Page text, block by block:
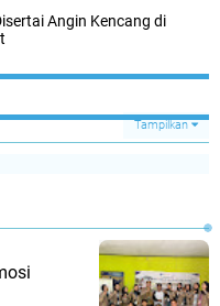
Angin Kencang di
Tampilkan